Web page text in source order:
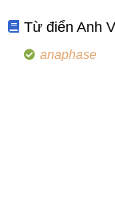
Từ điển Anh
anaphase